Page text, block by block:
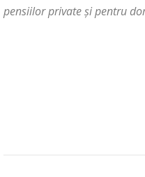
pensiilor private şi pentru